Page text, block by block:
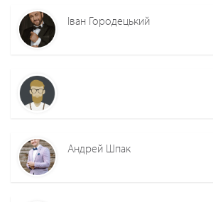
Іван Городецький
Андрей Шпак